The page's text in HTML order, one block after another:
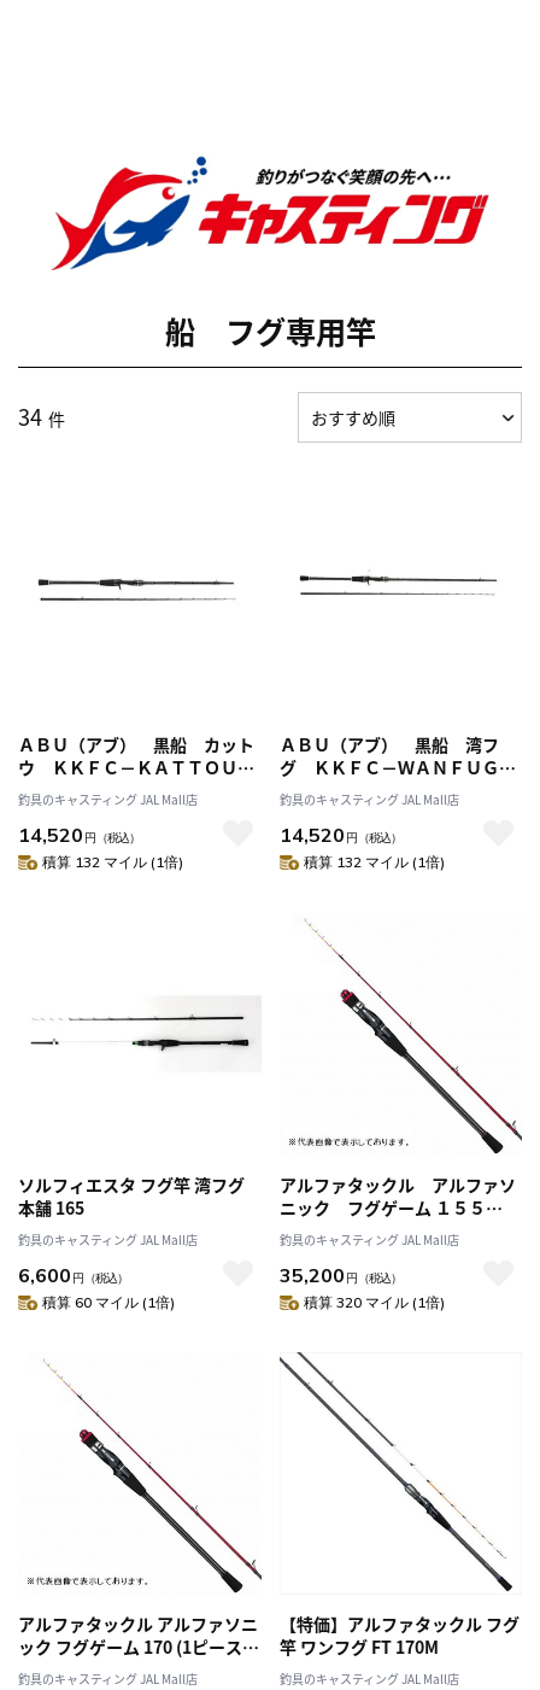
船 フグ専用竿
34 件
ＡＢＵ（アブ） 黒船 カット
ウ ＫＫＦＣ－ＫＡＴＴＯＵ１
５０ ９：１ 極先調子
釣具のキャスティング JAL Mall店
14,520 円 （税込）
積算 132 マイル (1倍)
ＡＢＵ（アブ） 黒船 湾フ
グ ＫＫＦＣ－ＷＡＮＦＵＧＵ
１８０ ８：２ 先調子
釣具のキャスティング JAL Mall店
14,520 円 （税込）
積算 132 マイル (1倍)
ソルフィエスタ フグ竿 湾フグ
本舗 165
釣具のキャスティング JAL Mall店
6,600 円 （税込）
積算 60 マイル (1倍)
アルファタックル アルファソ
ニック フグゲーム １５５
（１ピース バットジョイント）
釣具のキャスティング JAL Mall店
35,200 円 （税込）
積算 320 マイル (1倍)
アルファタックル アルファソニ
ック フグゲーム 170 (1ピース
バットジョイント)
釣具のキャスティング JAL Mall店
【特価】アルファタックル フグ
竿 ワンフグ FT 170M
釣具のキャスティング JAL Mall店